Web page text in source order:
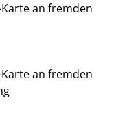
an fremden
an fremden